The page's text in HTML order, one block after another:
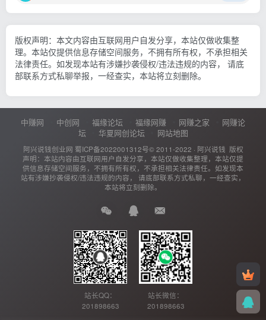
版权声明：本文内容由互联网用户自发分享，本站仅做收集整
理。本站仅提供信息存储空间服务，不拥有所有权，不承担相关
法律责任。如发现本站有涉嫌抄袭侵权/违法违规的内容， 请底
部联系方式私聊举报，一经查实，本站将立刻删除。
中赚网 中创网 福缘论坛 福缘网赚 网赚之家
网赚论
坛
华夏网创论坛 网站地图
阿兴说钱创业网 蜀ICP备2022001312号© 2011-2022 · 阿兴说钱 版权
声明：本站内容由互联网用户自发分享，本站仅做收集整理，本站仅提
供信息存储空间服务，不拥有所有权，不承担相关法律责任。如发现本
站有涉嫌抄袭侵权/违法违规的内容， 请底部联系方式私聊，一经查实，
本站将立刻删除。
站长QQ：
201898663
站长微信：
201898663